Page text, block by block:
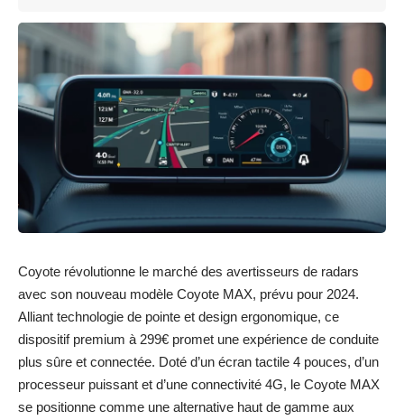
Coyote révolutionne le marché des avertisseurs de radars
avec son nouveau modèle Coyote MAX, prévu pour 2024.
Alliant technologie de pointe et design ergonomique, ce
dispositif premium à 299€ promet une expérience de conduite
plus sûre et connectée. Doté d’un écran tactile 4 pouces, d’un
processeur puissant et d’une connectivité 4G, le Coyote MAX
se positionne comme une alternative haut de gamme aux